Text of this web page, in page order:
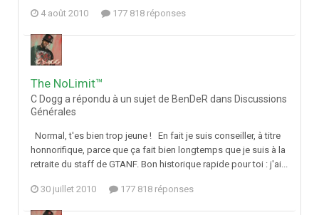
4 août 2010 177 818 réponses
The NoLimit™
C Dogg a répondu à un sujet de BenDeR dans Discussions
Générales
Normal, t'es bien trop jeune ! En fait je suis conseiller, à titre
honnorifique, parce que ça fait bien longtemps que je suis à la
retraite du staff de GTANF. Bon historique rapide pour toi : j'ai...
30 juillet 2010 177 818 réponses